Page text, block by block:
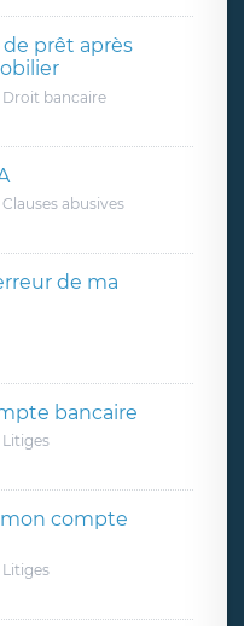
prêt après
Droit bancaire
Clauses abusives
de ma
bancaire
Litiges
compte
Litiges